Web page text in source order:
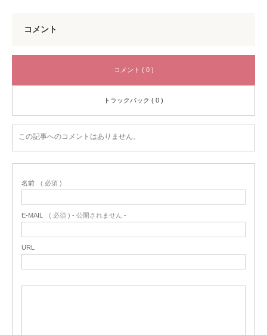
コメント
コメント ( 0 )
トラックバック ( 0 )
この記事へのコメントはありません。
名前 ( 必須 )
E-MAIL ( 必須 ) - 公開されません -
URL